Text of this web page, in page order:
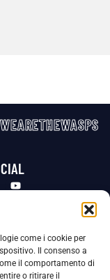
come i cookie per
Il consenso a
il comportamento di
o ritirare il
specializzata che vigila sulle modalità